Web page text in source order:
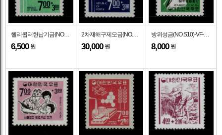
헬리콥터헌납기금(NO.S12)-VF-1969.2.15일
6,500 원
2차재해구제모금(NO.S11)-VF-1968.11.1일
30,000 원
방위성금(NO.S10)-VF-1968.8.1일
8,000 원